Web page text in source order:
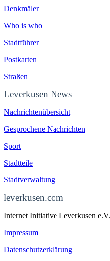
Denkmäler
Who is who
Stadtführer
Postkarten
Straßen
Leverkusen News
Nachrichtenübersicht
Gesprochene Nachrichten
Sport
Stadtteile
Stadtverwaltung
leverkusen.com
Internet Initiative Leverkusen e.V.
Impressum
Datenschutzerklärung